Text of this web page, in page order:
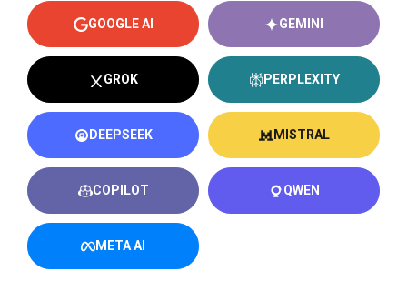
GOOGLE AI GEMINI
GROK PERPLEXITY
DEEPSEEK MISTRAL
COPILOT QWEN
META AI